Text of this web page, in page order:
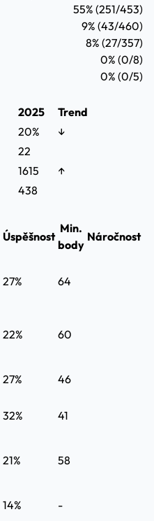
55% (251/453)
9% (43/460)
8% (27/357)
0% (0/8)
0% (0/5)
2025
Trend
20%
↓
22
1615
↑
438
Úspěšnost
Min.
body
Náročnost
27% 64
22% 60
27%
46
32%
41
21% 58
14%
-